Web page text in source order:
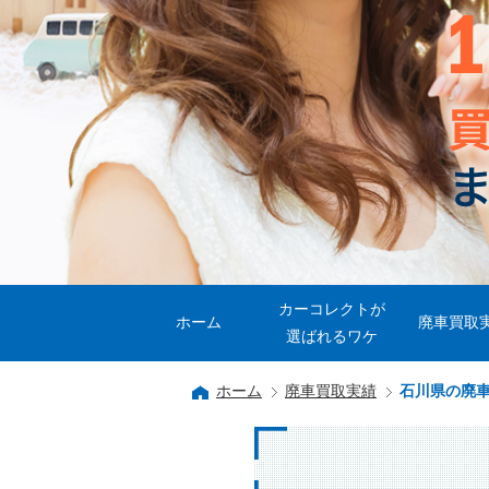
ホーム
カーコレクトが
選ばれるワケ
廃車買取
ホーム 廃車買取実績 石川県の廃